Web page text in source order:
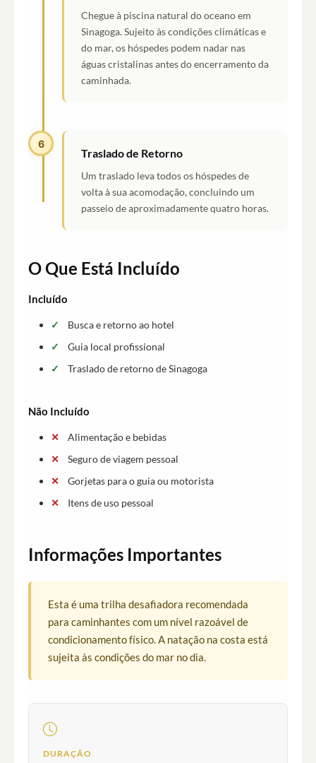
Chegue à piscina natural do oceano em
Sinagoga. Sujeito às condições climáticas e
do mar, os hóspedes podem nadar nas
águas cristalinas antes do encerramento da
caminhada.
6
Traslado de Retorno
Um traslado leva todos os hóspedes de
volta à sua acomodação, concluindo um
passeio de aproximadamente quatro horas.
O Que Está Incluído
Incluído
Busca e retorno ao hotel
Guia local profissional
Traslado de retorno de Sinagoga
Não Incluído
Alimentação e bebidas
Seguro de viagem pessoal
Gorjetas para o guia ou motorista
Itens de uso pessoal
Informações Importantes
Esta é uma trilha desafiadora recomendada
para caminhantes com um nível razoável de
condicionamento físico. A natação na costa está
sujeita às condições do mar no dia.
DURAÇÃO